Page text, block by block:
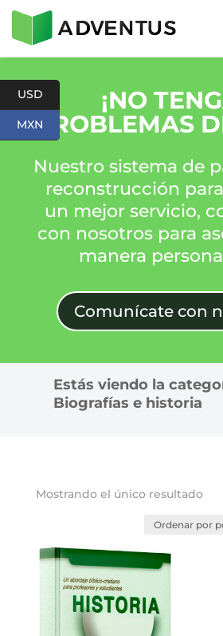
¡NO
PROBLEMAS
Nuestro sistema de
reconstrucción
un mejor servicio,
con nosotros para
manera
Comunícate con
Estás viendo la
Biografías e historia
Mostrando el único resultado
USD
MXN